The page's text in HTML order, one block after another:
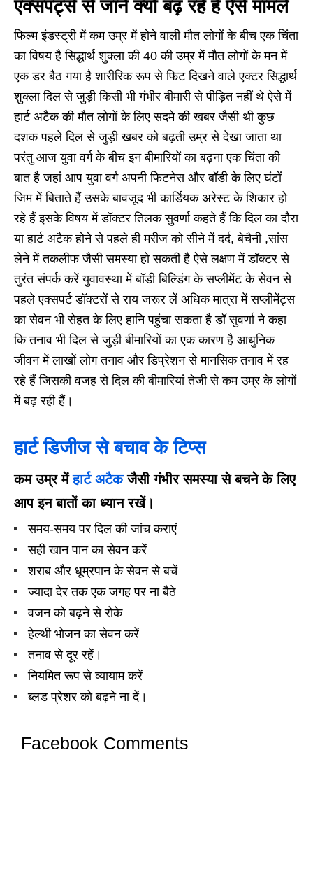
एक्सपर्ट्स से जाने क्यों बढ़ रहे हैं ऐसे मामले
फिल्म इंडस्ट्री में कम उम्र में होने वाली मौत लोगों के बीच एक चिंता
का विषय है सिद्धार्थ शुक्ला की 40 की उम्र में मौत लोगों के मन में
एक डर बैठ गया है शारीरिक रूप से फिट दिखने वाले एक्टर सिद्धार्थ
शुक्ला दिल से जुड़ी किसी भी गंभीर बीमारी से पीड़ित नहीं थे ऐसे में
हार्ट अटैक की मौत लोगों के लिए सदमे की खबर जैसी थी कुछ
दशक पहले दिल से जुड़ी खबर को बढ़ती उम्र से देखा जाता था
परंतु आज युवा वर्ग के बीच इन बीमारियों का बढ़ना एक चिंता की
बात है जहां आप युवा वर्ग अपनी फिटनेस और बॉडी के लिए घंटों
जिम में बिताते हैं उसके बावजूद भी कार्डियक अरेस्ट के शिकार हो
रहे हैं इसके विषय में डॉक्टर तिलक सुवर्णा कहते हैं कि दिल का दौरा
या हार्ट अटैक होने से पहले ही मरीज को सीने में दर्द, बेचैनी ,सांस
लेने में तकलीफ जैसी समस्या हो सकती है ऐसे लक्षण में डॉक्टर से
तुरंत संपर्क करें युवावस्था में बॉडी बिल्डिंग के सप्लीमेंट के सेवन से
पहले एक्सपर्ट डॉक्टरों से राय जरूर लें अधिक मात्रा में सप्लीमेंट्स
का सेवन भी सेहत के लिए हानि पहुंचा सकता है डॉ सुवर्णा ने कहा
कि तनाव भी दिल से जुड़ी बीमारियों का एक कारण है आधुनिक
जीवन में लाखों लोग तनाव और डिप्रेशन से मानसिक तनाव में रह
रहे हैं जिसकी वजह से दिल की बीमारियां तेजी से कम उम्र के लोगों
में बढ़ रही हैं।
हार्ट डिजीज से बचाव के टिप्स
कम उम्र मेंहार्ट अटैकजैसी गंभीर समस्या से बचने के लिए
आप इन बातों का ध्यान रखें।
समय-समय पर दिल की जांच कराएं
सही खान पान का सेवन करें
शराब और धूम्रपान के सेवन से बचें
ज्यादा देर तक एक जगह पर ना बैठे
वजन को बढ़ने से रोके
हेल्थी भोजन का सेवन करें
तनाव से दूर रहें।
नियमित रूप से व्यायाम करें
ब्लड प्रेशर को बढ़ने ना दें।
Facebook Comments